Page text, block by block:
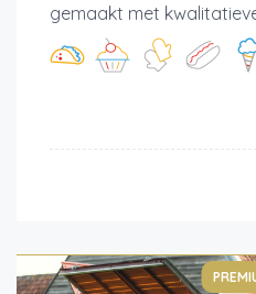
gemaakt met